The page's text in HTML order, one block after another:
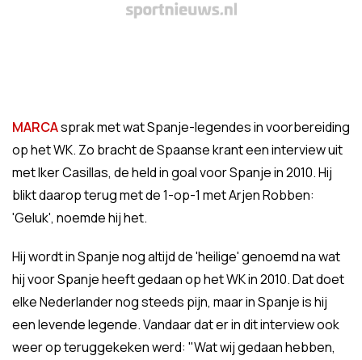
MARCAsprak met wat Spanje-legendes in voorbereiding
op het WK. Zo bracht de Spaanse krant een interview uit
met Iker Casillas, de held in goal voor Spanje in 2010. Hij
blikt daarop terug met de 1-op-1 met Arjen Robben:
'Geluk', noemde hij het.
Hij wordt in Spanje nog altijd de 'heilige' genoemd na wat
hij voor Spanje heeft gedaan op het WK in 2010. Dat doet
elke Nederlander nog steeds pijn, maar in Spanje is hij
een levende legende. Vandaar dat er in dit interview ook
weer op teruggekeken werd: "Wat wij gedaan hebben,